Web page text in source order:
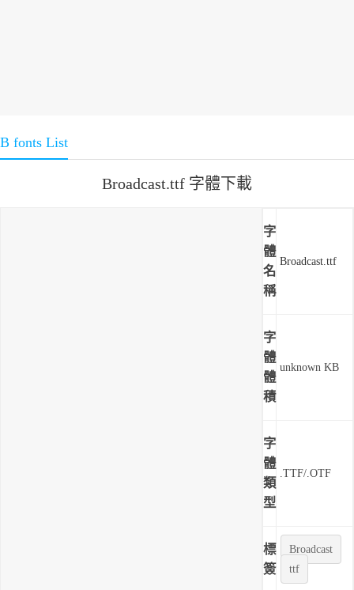
B fonts List
Broadcast.ttf 字體下載
字
體
名
稱
Broadcast.ttf
字
體
體
積
unknown KB
字
體
類
型
.TTF/.OTF
標
簽
Broadcast
ttf